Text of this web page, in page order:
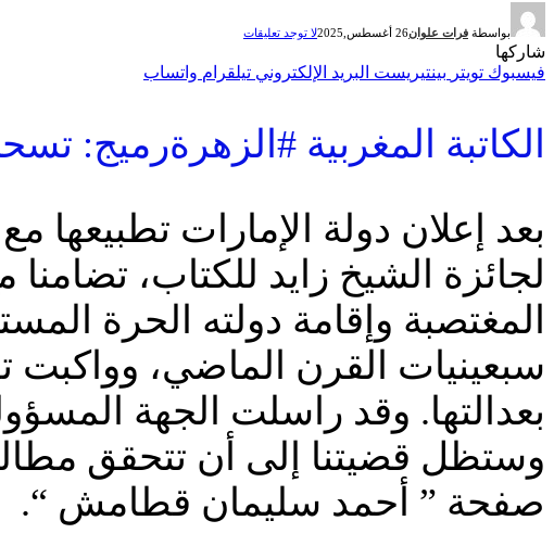
بواسطة فرات علوان26 أغسطس,2025 لا توجد تعليقات
شاركها
فيسبوك تويتر بينتيريست البريد الإلكتروني تيلقرام واتساب
الكاتبة المغربية #الزهرةرميج:
بعد إعلان دولة الإمارات
لجائزة الشيخ زايد للكتاب،
المغتصبة وإقامة دولته الحرة
سبعينيات القرن الماضي، وواكبت
بعدالتها. وقد راسلت الجهة
وستظل قضيتنا إلى أن تتحقق
صفحة ” أحمد سليمان قطامش “.